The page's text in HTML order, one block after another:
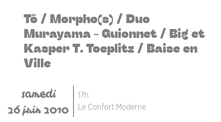
Tô / Morpho(s) / Duo
Murayama - Guionnet / Big et
Kasper T. Toeplitz / Baise en
Ville
samedi
26 juin 2010
17h
Le Confort Moderne